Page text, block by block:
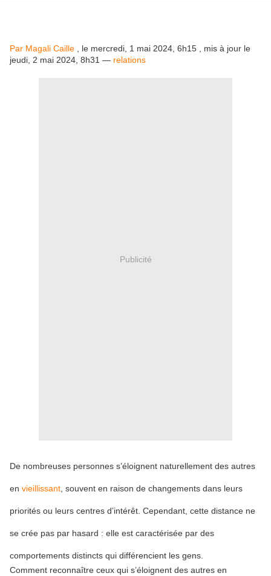
Par Magali Caille
, le mercredi, 1 mai 2024, 6h15 , mis à jour le
jeudi, 2 mai 2024, 8h31 — relations
Publicité
De nombreuses personnes s’éloignent naturellement des autres
en vieillissant , souvent en raison de changements dans leurs
priorités ou leurs centres d’intérêt. Cependant, cette distance ne
se crée pas par hasard : elle est caractérisée par des
comportements distincts qui différencient les gens.
Comment reconnaître ceux qui s’éloignent des autres en